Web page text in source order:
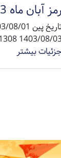
رمز آبان ماه 1403
1403/08/03 1308 1403/08/04 1315 1403/08/
بیشتر